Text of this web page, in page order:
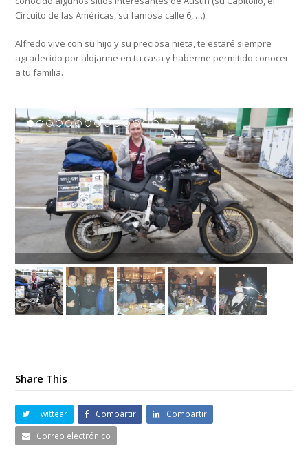
Circuito de las Américas, su famosa calle 6, …)
Alfredo vive con su hijo y su preciosa nieta, te estaré siempre
agradecido por alojarme en tu casa y haberme permitido conocer
a tu familia.
Share This
Twittear Compartir
Compartir
Correo electrónico